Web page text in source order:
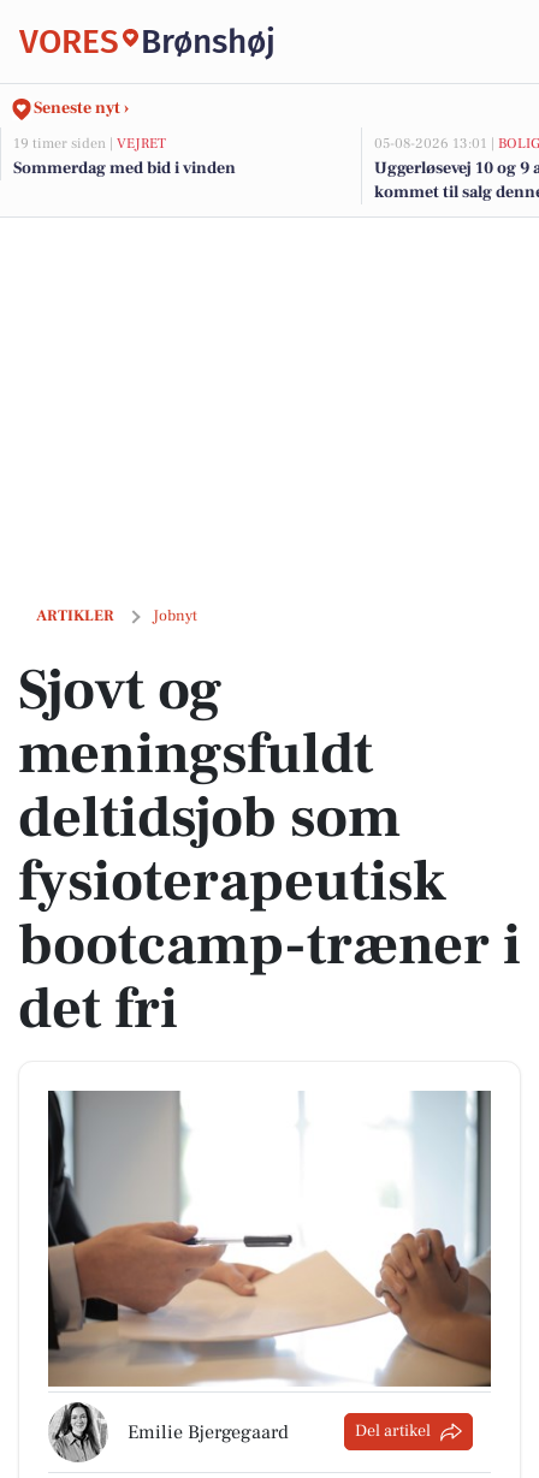
VORES Brønshøj
Seneste nyt ›
19 timer siden | VEJRET
Sommerdag med bid i vinden
05-08-2026 13:01 |
Uggerløsevej 10 og 9
kommet til salg
boligerne her.
ARTIKLER Jobnyt
Sjovt og meningsfuldt deltidsjob som fysioterapeutisk bootcamp-
Sjovt og
meningsfuldt
deltidsjob som
fysioterapeutisk
bootcamp-træner i
det fri
Emilie Bjergegaard Del artikel